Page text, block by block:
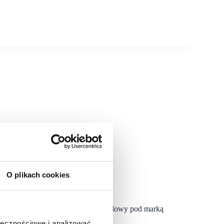
O plikach cookies
działalność kolejny park handlowy pod marką